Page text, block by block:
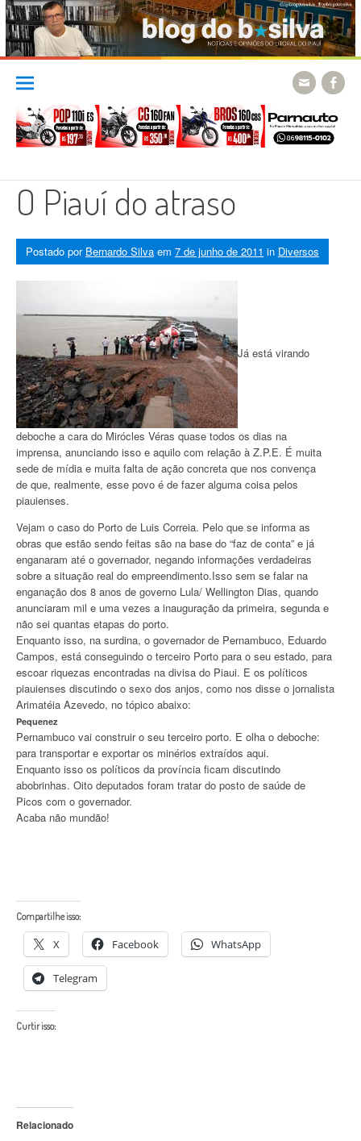
Skip
content
O Piauí do atraso
Postado por Bernardo Silva em 7 de junho de 2011 in Diversos
Já está virando
deboche a cara do Mirócles Véras quase todos os dias na
imprensa, anunciando isso e aquilo com relação à Z.P.E. É muita
sede de mídia e muita falta de ação concreta que nos convença
de que, realmente, esse povo é de fazer alguma coisa pelos
piauienses.
Vejam o caso do Porto de Luis Correia. Pelo que se informa as
obras que estão sendo feitas são na base do “faz de conta” e já
enganaram até o governador, negando informações verdadeiras
sobre a situação real do empreendimento.Isso sem se falar na
enganação dos 8 anos de governo Lula/ Wellington Dias, quando
anunciaram mil e uma vezes a inauguração da primeira, segunda e
não sei quantas etapas do porto.
Enquanto isso, na surdina, o governador de Pernambuco, Eduardo
Campos, está conseguindo o terceiro Porto para o seu estado, para
escoar riquezas encontradas na divisa do Piaui. E os políticos
piauienses discutindo o sexo dos anjos, como nos disse o jornalista
Arimatéia Azevedo, no tópico abaixo:
Pequenez
Pernambuco vai construir o seu terceiro porto. E olha o deboche:
para transportar e exportar os minérios extraídos aqui.
Enquanto isso os políticos da província ficam discutindo
abobrinhas. Oito deputados foram tratar do posto de saúde de
Picos com o governador.
Acaba não mundão!
Compartilhe isso:
X Facebook WhatsApp
Telegram
Curtir isso:
Relacionado